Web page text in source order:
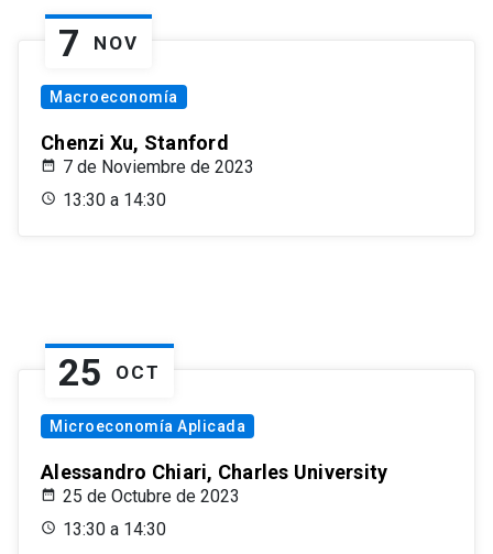
7 NOV
Macroeconomía
Chenzi Xu, Stanford
7 de Noviembre de 2023
13:30 a 14:30
25 OCT
Microeconomía Aplicada
Alessandro Chiari, Charles University
25 de Octubre de 2023
13:30 a 14:30